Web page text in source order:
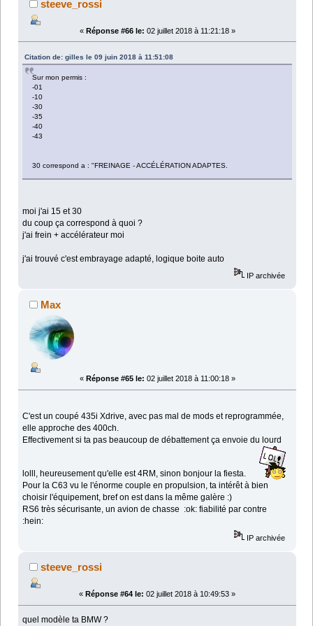
steeve_rossi
« Réponse #66 le: 02 juillet 2018 à 11:21:18 »
Citation de: gilles le 09 juin 2018 à 11:51:08
Sur mon permis :
-01
-10
-30
-35
-40
-43
30 correspond a : "FREINAGE - ACCÉLÉRATION ADAPTES.
moi j'ai 15 et 30
du coup ça correspond à quoi ?
j'ai frein + accélérateur moi
j'ai trouvé c'est embrayage adapté, logique boite auto
IP archivée
Max
« Réponse #65 le: 02 juillet 2018 à 11:00:18 »
C'est un coupé 435i Xdrive, avec pas mal de mods et reprogrammée,
elle approche des 400ch.
Effectivement si ta pas beaucoup de débattement ça envoie du lourd
lolll, heureusement qu'elle est 4RM, sinon bonjour la fiesta.
Pour la C63 vu le l'énorme couple en propulsion, ta intérêt à bien
choisir l'équipement, bref on est dans la même galère :)
RS6 très sécurisante, un avion de chasse :ok: fiabilité par contre
:hein:
IP archivée
steeve_rossi
« Réponse #64 le: 02 juillet 2018 à 10:49:53 »
quel modèle ta BMW ?